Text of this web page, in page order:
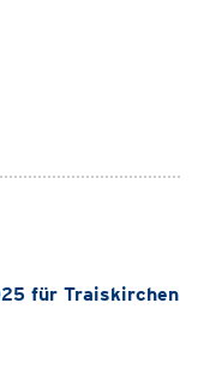
für Traiskirchen